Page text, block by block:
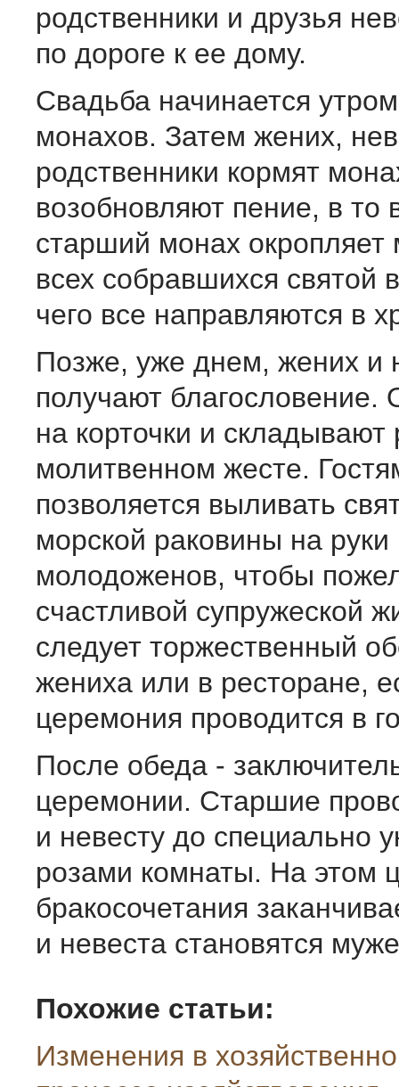
родственники и друзья
по дороге к ее дому.
Свадьба начинается
монахов. Затем жених,
родственники кормят
возобновляют пение, в то
старший монах
всех собравшихся святой
чего все направляются в
Позже, уже днем, жених и
получают благословение.
на корточки и складывают
молитвенном жесте.
позволяется выливать
морской раковины на руки
молодоженов, чтобы
счастливой супружеской
следует торжественный
жениха или в ресторане,
церемония проводится в
После обеда -
церемонии. Старшие
и невесту до специально
розами комнаты. На этом
бракосочетания
и невеста становятся
Похожие статьи:
Изменения в